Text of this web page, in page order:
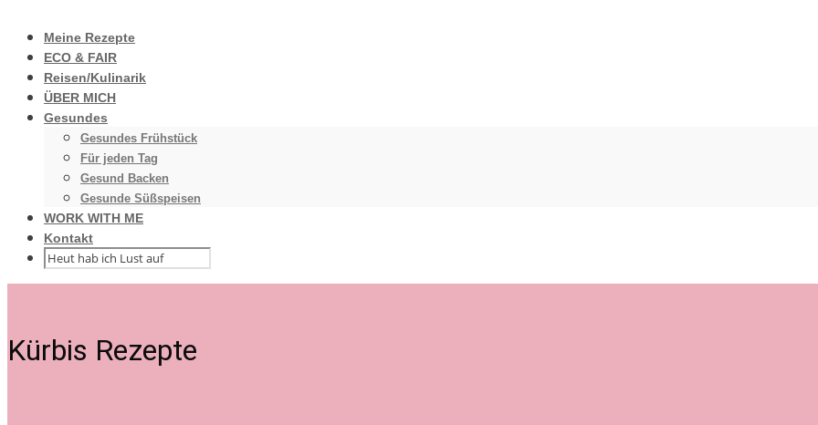
Meine Rezepte
ECO & FAIR
Reisen/Kulinarik
ÜBER MICH
Gesundes
Gesundes Frühstück
Für jeden Tag
Gesund Backen
Gesunde Süßspeisen
WORK WITH ME
Kontakt
Kürbis Rezepte